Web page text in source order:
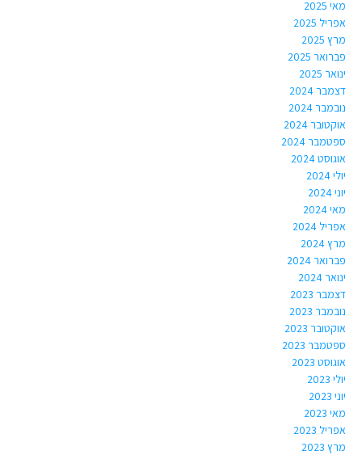
מאי 2025
אפריל 2025
מרץ 2025
פברואר 2025
ינואר 2025
דצמבר 2024
נובמבר 2024
אוקטובר 2024
ספטמבר 2024
אוגוסט 2024
יולי 2024
יוני 2024
מאי 2024
אפריל 2024
מרץ 2024
פברואר 2024
ינואר 2024
דצמבר 2023
נובמבר 2023
אוקטובר 2023
ספטמבר 2023
אוגוסט 2023
יולי 2023
יוני 2023
מאי 2023
אפריל 2023
מרץ 2023